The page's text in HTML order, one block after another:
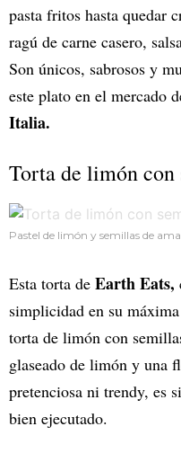
pasta fritos hasta quedar
ragú de carne casero,
Son únicos, sabrosos y
este plato en el mercado
Italia.
Torta de limón
Pastel de limón y semillas de
Esta torta de Earth Eats,
simplicidad en su
torta de limón con
glaseado de limón y una
pretenciosa ni trendy, es
bien ejecutado.